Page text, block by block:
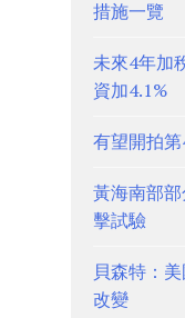
措施一覽
未來4年加
資加4.1%
有望開拍
黃海南部
擊試驗
貝森特：
改變